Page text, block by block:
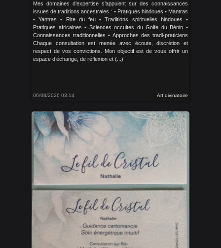
Mes domaines d’expertise s’appuient sur des connaissances
issues de traditions ancestrales : • Pratiques hindoues • Mantras
• Yantras • Rite du feu • Traditions spirituelles hindoues •
Pratiques africaines • Sciences occultes du Golfe du Bénin •
Connaissances traditionnelles • Approches des tradi-praticiens
Chaque consultation est menée avec écoute, discrétion et
respect de vos convictions. Mon objectif est de vous offrir un
espace d’échange, de réflexion et (...)
06/08/2026 03:14 Art divinatoire